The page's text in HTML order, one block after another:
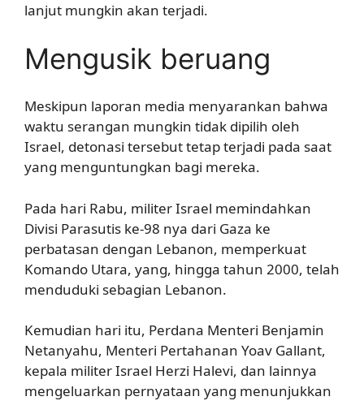
lanjut mungkin akan terjadi.
Mengusik beruang
Meskipun laporan media menyarankan bahwa
waktu serangan mungkin tidak dipilih oleh
Israel, detonasi tersebut tetap terjadi pada saat
yang menguntungkan bagi mereka.
Pada hari Rabu, militer Israel memindahkan
Divisi Parasutis ke-98 nya dari Gaza ke
perbatasan dengan Lebanon, memperkuat
Komando Utara, yang, hingga tahun 2000, telah
menduduki sebagian Lebanon.
Kemudian hari itu, Perdana Menteri Benjamin
Netanyahu, Menteri Pertahanan Yoav Gallant,
kepala militer Israel Herzi Halevi, dan lainnya
mengeluarkan pernyataan yang menunjukkan